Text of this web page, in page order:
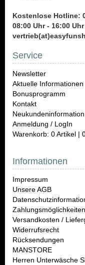
Kostenlose Hotline:
08:00 Uhr - 16:00
Service
Newsletter
Aktuelle Informationen
Bonusprogramm
Kontakt
Anmeldung / LogIn
Warenkorb: 0 Artikel |
Informationen
Impressum
Unsere AGB
Zahlungsmöglichkeiten
Versandkosten /
Widerrufsrecht
Rücksendungen
MANSTORE
Herren Unterwäsche